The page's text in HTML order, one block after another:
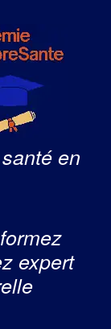
en
expert